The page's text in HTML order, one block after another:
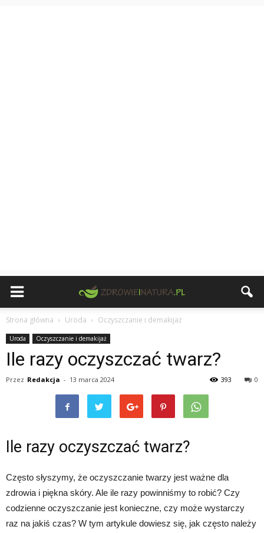
Strona główna Uroda Oczyszczanie i demakijaż
Uroda Oczyszczanie i demakijaż
Ile razy oczyszczać twarz?
Przez Redakcja - 13 marca 2024 0
393
Ile razy oczyszczać twarz?
Często słyszymy, że oczyszczanie twarzy jest ważne dla
zdrowia i piękna skóry. Ale ile razy powinniśmy to robić? Czy
codzienne oczyszczanie jest konieczne, czy może wystarczy
raz na jakiś czas? W tym artykule dowiesz się, jak często należy